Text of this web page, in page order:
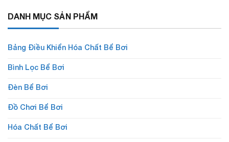
DANH MỤC SẢN PHẨM
Bảng Điều Khiển Hóa Chất Bể Bơi
Bình Lọc Bể Bơi
Đèn Bể Bơi
Đồ Chơi Bể Bơi
Hóa Chất Bể Bơi